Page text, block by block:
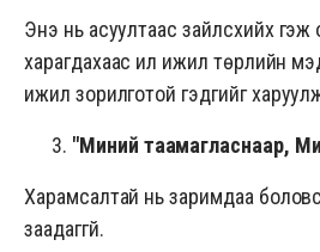
Энэ нь асуултаас зайлсхийх
харагдахаас илүү ижил төрлийн
ижил зорилготой гэдгийг
"Миний таамагласнаар,
Харамсалтай нь заримдаа
заадаггүй.